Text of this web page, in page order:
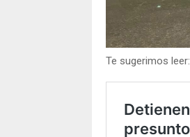
Te sugerimos leer: